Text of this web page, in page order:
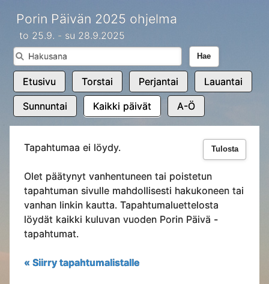
Porin Päivän 2025 ohjelma
to 25.9. - su 28.9.2025
Hae
Etusivu Torstai Perjantai Lauantai
Sunnuntai Kaikki päivät A-Ö
Tulosta
Tapahtumaa ei löydy.
Olet päätynyt vanhentuneen tai poistetun
tapahtuman sivulle mahdollisesti hakukoneen tai
vanhan linkin kautta. Tapahtumaluettelosta
löydät kaikki kuluvan vuoden Porin Päivä -
tapahtumat.
« Siirry tapahtumalistalle